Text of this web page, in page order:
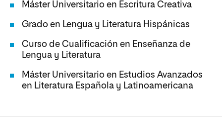
Máster Universitario en Escritura Creativa
Grado en Lengua y Literatura Hispánicas
Curso de Cualificación en Enseñanza de
Lengua y Literatura
Máster Universitario en Estudios Avanzados
en Literatura Española y Latinoamericana